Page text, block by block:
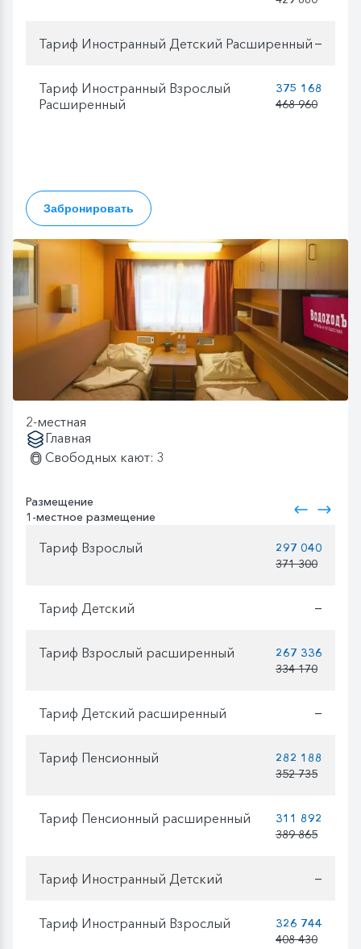
Тариф Иностранный Детский Расширенный —
Тариф Иностранный Взрослый
Расширенный
375 168
468 960
Забронировать
2-местная
Главная
Свободных кают: 3
Размещение
1-местное размещение
Тариф Взрослый
297 040
371 300
Тариф Детский —
Тариф Взрослый расширенный
267 336
334 170
Тариф Детский расширенный —
Тариф Пенсионный
282 188
352 735
Тариф Пенсионный расширенный
311 892
389 865
Тариф Иностранный Детский —
Тариф Иностранный Взрослый
326 744
408 430